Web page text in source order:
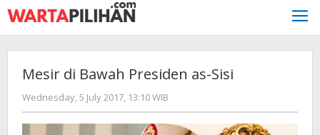
Skip
to
content
Mesir di Bawah Presiden as-Sisi
Wednesday, 5 July 2017, 13:10 WIB
redaksi